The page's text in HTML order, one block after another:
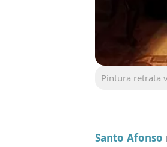
Pintura retrata
Santo Afonso